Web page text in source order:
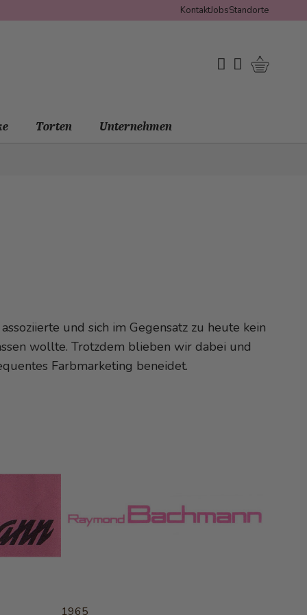
KontaktJobsStandorte
My Wishlist
Mein Konto
Torten Unternehmen
und sich im Gegensatz zu heute kein
wollte. Trotzdem blieben wir dabei und
Farbmarketing beneidet.
1965